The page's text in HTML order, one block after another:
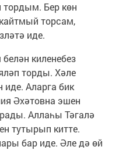
тордым. Бер көн
торсам,
иде.
киленебез
торды. Хәле
иде. Аларга бик
Әхәтовна эшен
Аллаһы Тәгалә
тутырып китте.
бар иде. Әле дә өй